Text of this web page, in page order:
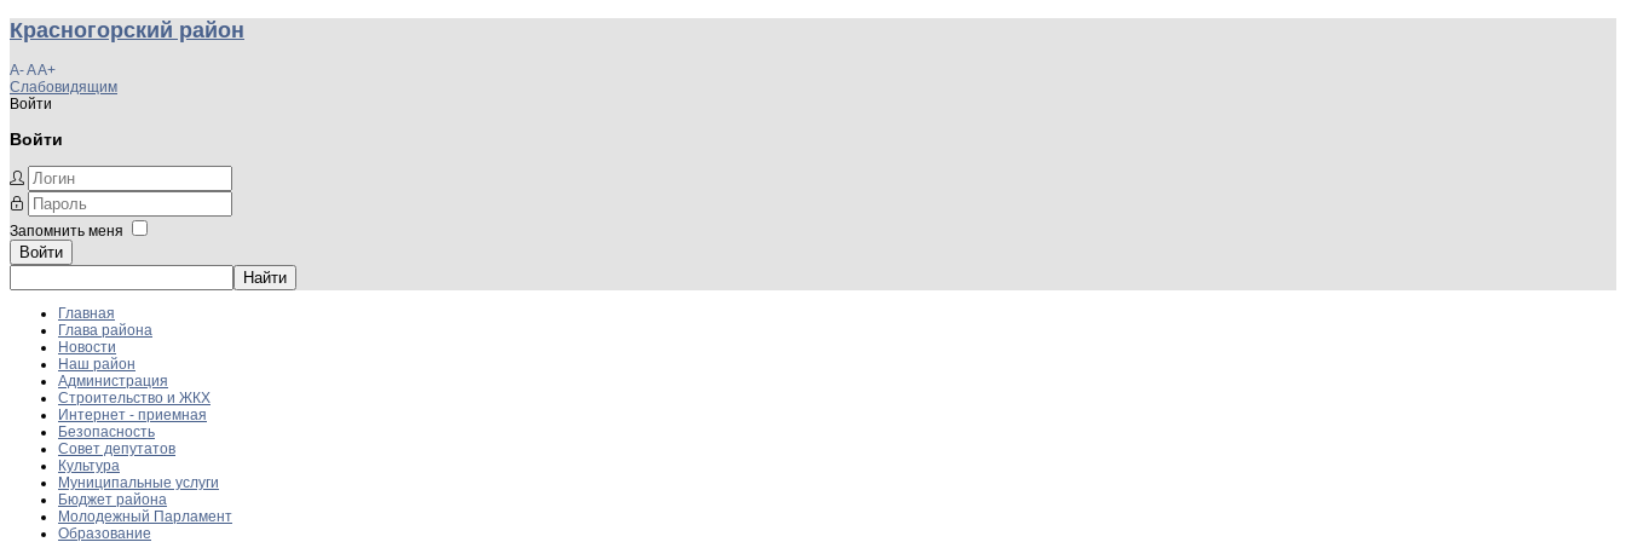
Красногорский район
A-AA+
Слабовидящим
Войти
Войти
Запомнить меня
Войти
Главная
Глава района
Новости
Наш район
Администрация
Строительство и ЖКХ
Интернет - приемная
Безопасность
Совет депутатов
Культура
Муниципальные услуги
Бюджет района
Молодежный Парламент
Образование